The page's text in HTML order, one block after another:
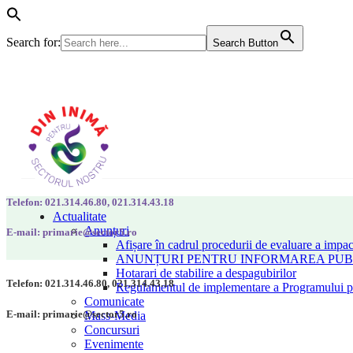
Search for: Search Button
Actualitate
Anunțuri
Afișare în cadrul procedurii de evaluare a
ANUNȚURI PENTRU INFORMAREA
Hotarari de stabilire a despagubirilor
Regulamentul de implementare a Programului
Comunicate
Mass-Media
Concursuri
Evenimente
Telefon: 021.314.46.80, 021.314.43.18
E-mail: primarie@sector5.ro
Telefon: 021.314.46.80, 021.314.43.18
E-mail: primarie@sector5.ro